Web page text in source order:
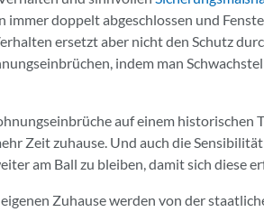
immer doppelt abgeschlossen und
ersetzt aber nicht den Schutz
indem man
auf einem historischen
Zeit zuhause. Und auch die
am Ball zu bleiben, damit sich diese
Zuhause werden von der